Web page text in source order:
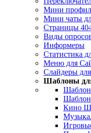
Мини
Мини чаты
Страницы
Виды
Информеры
Статистика
Меню для
Слайдеры
Шаблоны
Кино